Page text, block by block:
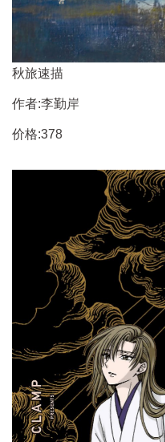
秋旅速描
作者:李勤岸
价格:378